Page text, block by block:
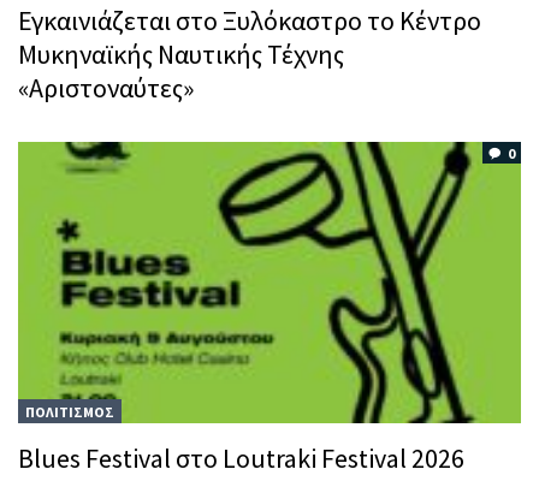
Εγκαινιάζεται στο Ξυλόκαστρο το Κέντρο
Μυκηναϊκής Ναυτικής Τέχνης
«Αριστοναύτες»
0
ΠΟΛΙΤΙΣΜΟΣ
Blues Festival στο Loutraki Festival 2026